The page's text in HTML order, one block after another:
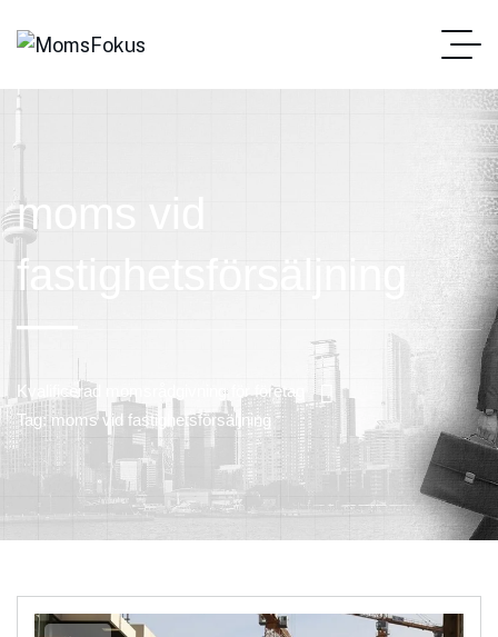
moms vid
fastighetsförsäljning
Kvalificerad momsrådgivning för företag
Tag: moms vid fastighetsförsäljning